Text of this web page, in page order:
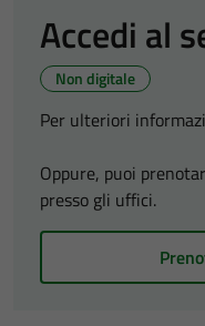
Accedi al
Non digitale
Per ulteriori
Oppure, puoi
presso gli uffici.